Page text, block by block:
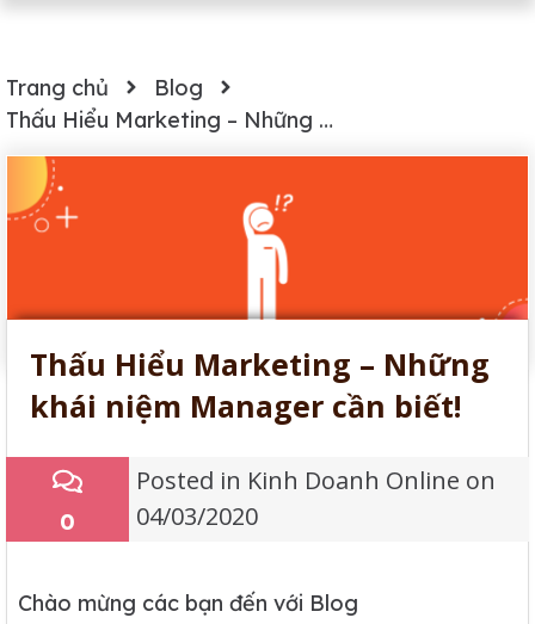
Trang chủ
Blog
Thấu Hiểu Marketing – Những khái niệm Manager cần biết!
Thấu Hiểu Marketing – Những
khái niệm Manager cần biết!
0
Posted in Kinh Doanh Online on
04/03/2020
Chào mừng các bạn đến với Blog